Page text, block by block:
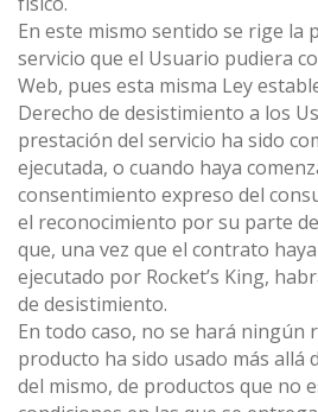
En este mismo sentido se rige la
servicio que el Usuario pudiera
Web, pues esta misma Ley
Derecho de desistimiento a los
prestación del servicio ha sido
ejecutada, o cuando haya
consentimiento expreso del
el reconocimiento por su parte
que, una vez que el contrato
ejecutado por Rocket’s King,
de desistimiento.
En todo caso, no se hará ningún
producto ha sido usado más allá
del mismo, de productos que no